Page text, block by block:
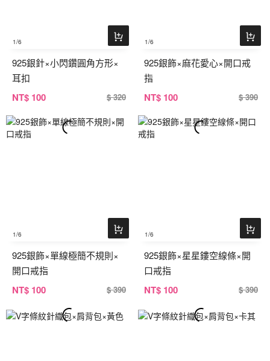
1/6
925銀針×小閃鑽圓角方形×
耳扣
NT$ 100 $ 320
1/6
925銀飾×麻花愛心×開口戒
指
NT$ 100 $ 390
1/6
925銀飾×單線極簡不規則×
開口戒指
NT$ 100 $ 390
1/6
925銀飾×星星鏤空線條×開
口戒指
NT$ 100 $ 390